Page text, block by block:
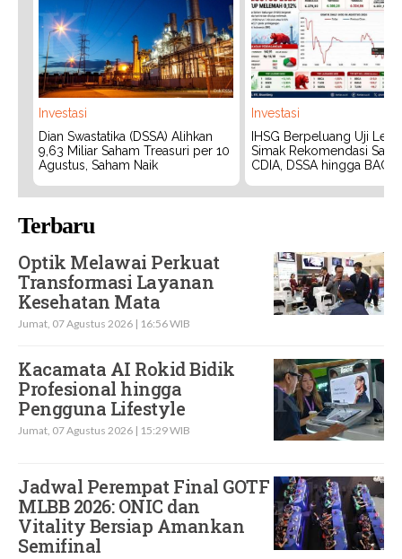
Investasi
Dian Swastatika (DSSA) Alihkan
9,63 Miliar Saham Treasuri per 10
Agustus, Saham Naik
Investasi
IHSG Berpeluang Uji
Simak Rekomendasi
CDIA, DSSA hingga BACH
Terbaru
Optik Melawai Perkuat
Transformasi Layanan
Kesehatan Mata
Jumat, 07 Agustus 2026 | 16:56 WIB
Kacamata AI Rokid Bidik
Profesional hingga
Pengguna Lifestyle
Jumat, 07 Agustus 2026 | 15:29 WIB
Jadwal Perempat Final GOTF
MLBB 2026: ONIC dan
Vitality Bersiap Amankan
Semifinal